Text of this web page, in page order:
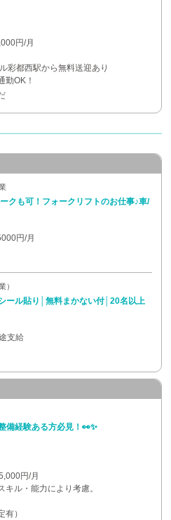
円/月
彩都西駅から無料送迎あり
勤OK！
クも可！フォークリフトのお仕事♪車/
円/月
）
ール貼り│無料まかない付│20名以上
支給
備経験ある方必見！👀✨
円/月
ル・能力により考慮。
）